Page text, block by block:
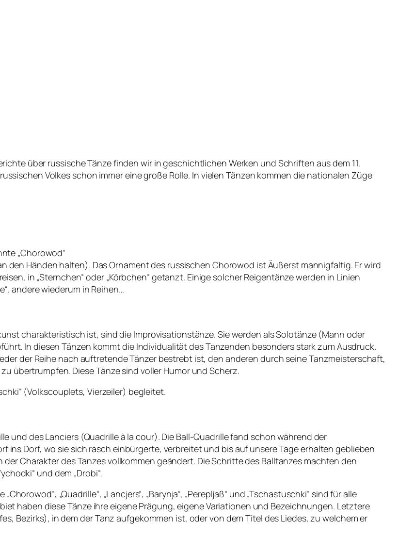
über russische Tänze finden wir in geschichtlichen Werken und Schriften aus dem 11.
Volkes schon immer eine große Rolle. In vielen Tänzen kommen die nationalen Züge
„Chorowod“
den Händen halten). Das Ornament des russischen Chorowod ist Äußerst mannigfaltig. Er wird
in „Sternchen“ oder „Körbchen“ getanzt. Einige solcher Reigentänze werden in Linien
andere wiederum in Reihen…
charakteristisch ist, sind die Improvisationstänze. Sie werden als Solotänze (Mann oder
In diesen Tänzen kommt die Individualität des Tanzenden besonders stark zum Ausdruck.
der Reihe nach auftretende Tänzer bestrebt ist, den anderen durch seine Tanzmeisterschaft,
übertrumpfen. Diese Tänze sind voller Humor und Scherz.
(Volkscouplets, Vierzeiler) begleitet.
und des Lanciers (Quadrille à la cour). Die Ball-Quadrille fand schon während der
ins Dorf, wo sie sich rasch einbürgerte, verbreitet und bis auf unsere Tage erhalten geblieben
der Charakter des Tanzes vollkommen geändert. Die Schritte des Balltanzes machten den
und dem „Drobi“.
„Quadrille“, „Lancjers“, „Barynja“, „Perepljaß“ und „Tschastuschki“ sind für alle
haben diese Tänze ihre eigene Prägung, eigene Variationen und Bezeichnungen. Letztere
Bezirks), in dem der Tanz aufgekommen ist, oder von dem Titel des Liedes, zu welchem er